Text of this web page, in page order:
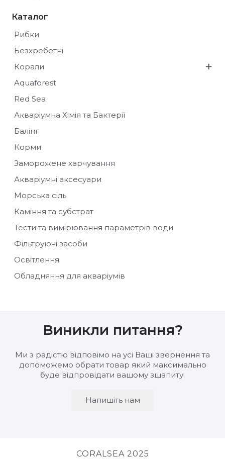
Каталог
Рибки
Безхребетні
Корали
Aquaforest
Red Sea
Акваріумна Хімія та Бактерії
Балінг
Корми
Заморожене харчування
Акваріумні аксесуари
Морська сіль
Каміння та субстрат
Тести та вимірювання параметрів води
Фільтруючі засоби
Освітлення
Обладняння для акваріумів
Виникли питання?
Ми з радістю відповімо на усі Ваші звернення та
допоможемо обрати товар який максимально
буде відпровідати вашому зщапиту.
Напишіть нам
CORALSEA 2025